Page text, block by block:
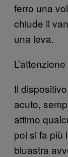
ferro una
chiude il
una leva.
Il
acuto,
attimo
poi si fa più
bluastra